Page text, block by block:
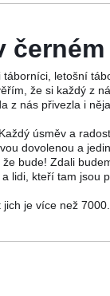
letošní
že si každý z
z nás přivezla i
úsměv a
dovolenou a
bude! Zdali
lidi, kteří tam jsou
je více než